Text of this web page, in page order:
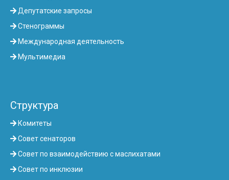
Депутатские запросы
Стенограммы
Международная деятельность
Мультимедиа
Структура
Комитеты
Совет сенаторов
Совет по взаимодействию с маслихатами
Совет по инклюзии